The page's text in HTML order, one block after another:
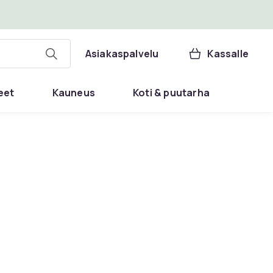
Asiakaspalvelu Kassalle
Kauneus Koti & puutarha